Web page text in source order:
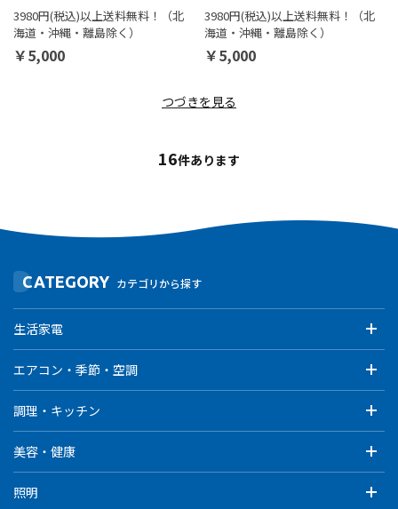
3980円(税込)以上送料無料！（北
海道・沖縄・離島除く）
￥5,000
3980円(税込)以上送料無料！（北
海道・沖縄・離島除く）
￥5,000
つづきを見る
16件あります
CATEGORY カテゴリから探す
生活家電
エアコン・季節・空調
調理・キッチン
美容・健康
照明